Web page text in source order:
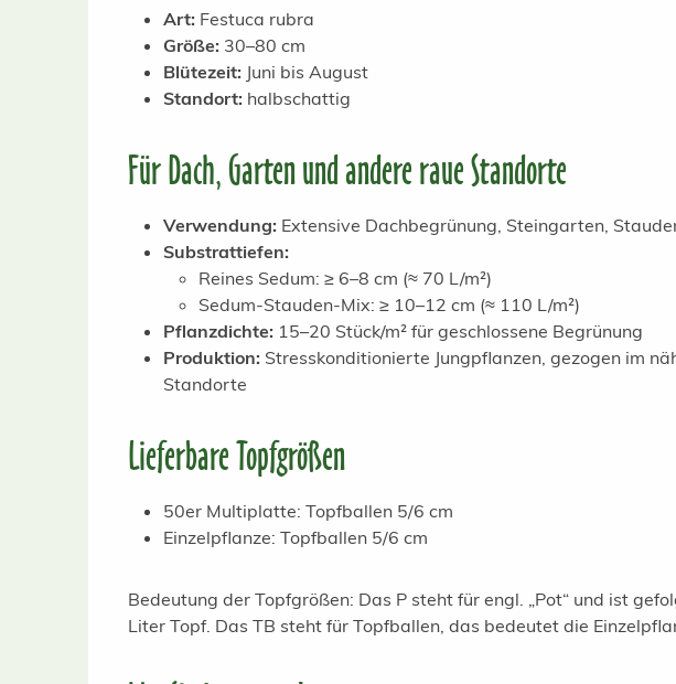
Art: Festuca rubra
Größe: 30–80 cm
Blütezeit: Juni bis August
Standort: halbschattig
Für Dach, Garten und andere raue Standorte
Verwendung: Extensive Dachbegrünung, Steingarten,
Substrattiefen:
Reines Sedum: ≥ 6–8 cm (≈ 70 L/m²)
Sedum-Stauden-Mix: ≥ 10–12 cm (≈ 110 L/m²)
Pflanzdichte: 15–20 Stück/m² für geschlossene Begrünung
Produktion: Stresskonditionierte Jungpflanzen, gezogen im
Standorte
Lieferbare Topfgrößen
50er Multiplatte: Topfballen 5/6 cm
Einzelpflanze: Topfballen 5/6 cm
Bedeutung der Topfgrößen: Das P steht für engl. „Pot“ und ist
Liter Topf. Das TB steht für Topfballen, das bedeutet die